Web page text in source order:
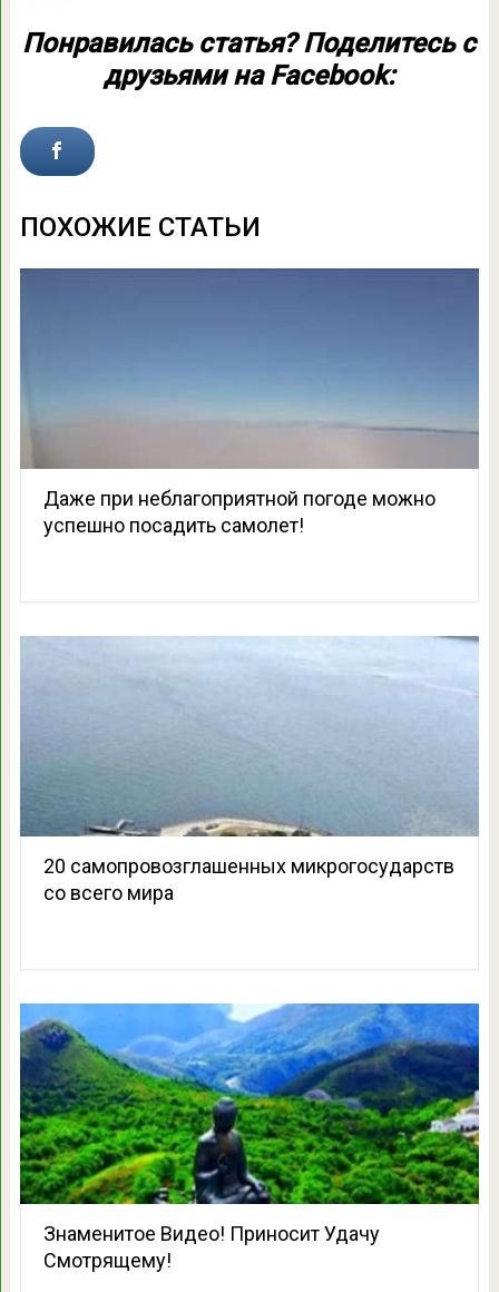
Понравилась статья? Поделитесь с
друзьями на Facebook:
ПОХОЖИЕ СТАТЬИ
Даже при неблагоприятной погоде можно
успешно посадить самолет!
20 самопровозглашенных микрогосударств
со всего мира
Знаменитое Видео! Приносит Удачу
Смотрящему!